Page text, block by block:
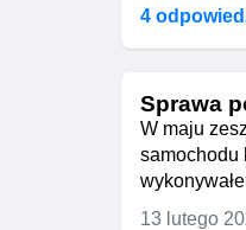
4
Sprawa
W maju
samochodu
13 lutego